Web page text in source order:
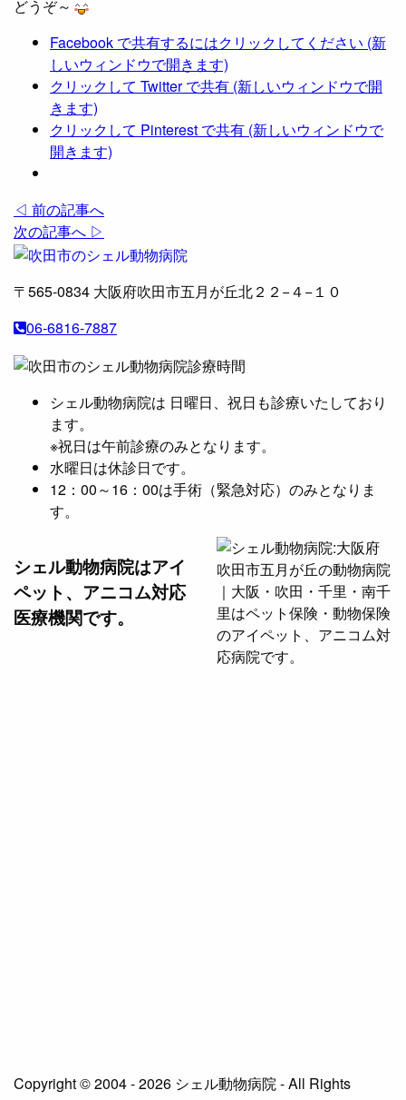
どうぞ～
Facebook で共有するにはクリックしてください (新
しいウィンドウで開きます)
クリックして Twitter で共有 (新しいウィンドウで開
きます)
クリックして Pinterest で共有 (新しいウィンドウで
開きます)
◁ 前の記事へ
次の記事へ ▷
〒565-0834 大阪府吹田市五月が丘北２２−４−１０
06-6816-7887
シェル動物病院は 日曜日、祝日も診療いたしており
ます。
※祝日は午前診療のみとなります。
水曜日は休診日です。
12：00～16：00は手術（緊急対応）のみとなりま
す。
シェル動物病院はアイ
ペット、アニコム対応
医療機関です。
Copyright © 2004 - 2026 シェル動物病院 - All Rights